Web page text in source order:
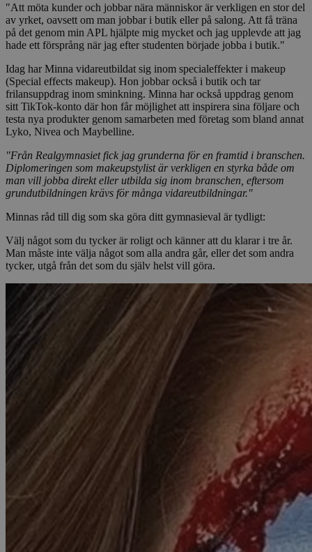
"Att möta kunder och jobbar nära människor är verkligen en stor del
av yrket, oavsett om man jobbar i butik eller på salong. Att få träna
på det genom min APL hjälpte mig mycket och jag upplevde att jag
hade ett försprång när jag efter studenten började jobba i butik."
Idag har Minna vidareutbildat sig inom specialeffekter i makeup
(Special effects makeup). Hon jobbar också i butik och tar
frilansuppdrag inom sminkning. Minna har också uppdrag genom
sitt TikTok-konto där hon får möjlighet att inspirera sina följare och
testa nya produkter genom samarbeten med företag som bland annat
Lyko, Nivea och Maybelline.
"Från Realgymnasiet fick jag grunderna för en framtid i branschen.
Diplomeringen som makeupstylist är verkligen en styrka både om
man vill jobba direkt eller utbilda sig inom branschen, eftersom
grundutbildningen krävs för många vidareutbildningar."
Minnas råd till dig som ska göra ditt gymnasieval är tydligt:
Välj något som du tycker är roligt och känner att du klarar i tre år.
Man måste inte välja något som alla andra går, eller det som andra
tycker, utgå från det som du själv helst vill göra.